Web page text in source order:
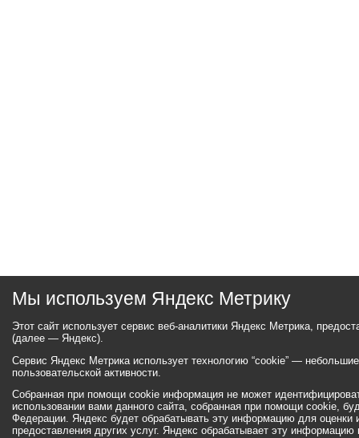
Мы используем Яндекс Метрику
Этот сайт использует сервис веб-аналитики Яндекс Метрика,
(далее — Яндекс).
Сервис Яндекс Метрика использует технологию “cookie” —
пользовательской активности.
Собранная при помощи cookie информация не может
использовании вами данного сайта, собранная при помощи cookie,
Федерации. Яндекс будет обрабатывать эту информацию для оценки
предоставления других услуг. Яндекс обрабатывает эту